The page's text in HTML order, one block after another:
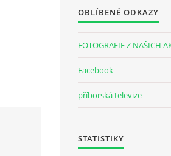
OBLÍBENÉ ODKAZY
FOTOGRAFIE Z NAŠICH
Facebook
příborská televize
STATISTIKY